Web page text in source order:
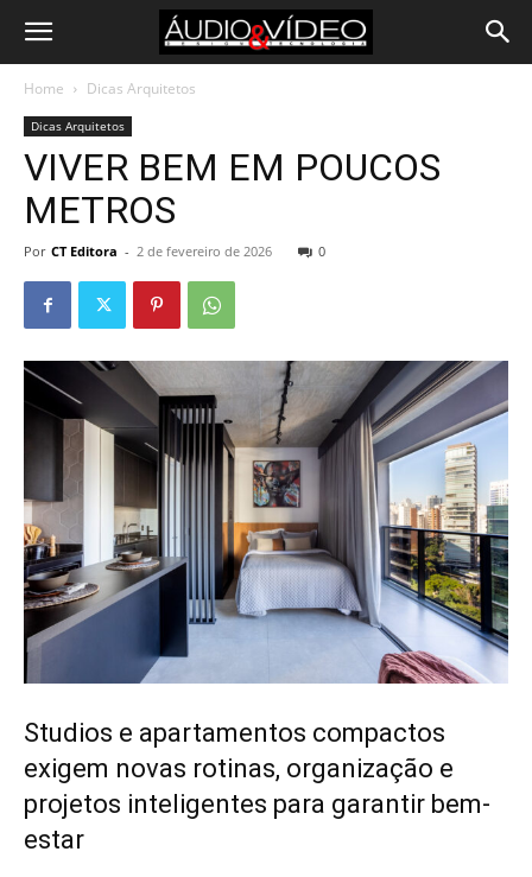
Home Dicas Arquitetos
Dicas Arquitetos
VIVER BEM EM POUCOS
METROS
Por CT Editora - 2 de fevereiro de 2026 0
Studios e apartamentos compactos
exigem novas rotinas, organização e
projetos inteligentes para garantir bem-
estar